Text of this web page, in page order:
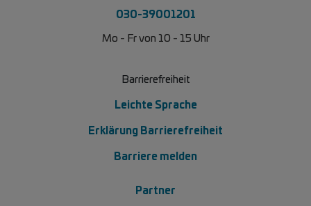
030-39001201
Mo - Fr von 10 - 15 Uhr
Barrierefreiheit
Leichte Sprache
Erklärung Barrierefreiheit
Barriere melden
Partner